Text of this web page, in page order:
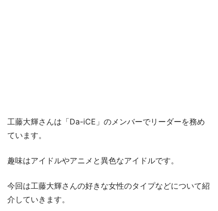
工藤大輝さんは「Da-iCE」のメンバーでリーダーを務め
ています。
趣味はアイドルやアニメと異色なアイドルです。
今回は工藤大輝さんの好きな女性のタイプなどについて紹
介していきます。